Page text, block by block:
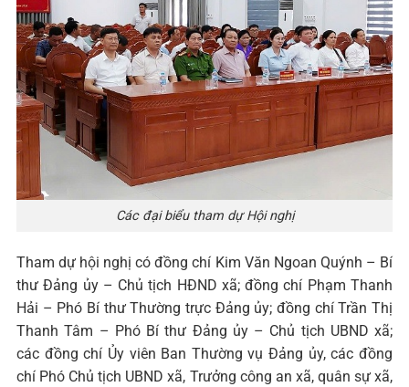
Các đại biểu tham dự Hội nghị
Tham dự hội nghị có đồng chí Kim Văn Ngoan Quýnh – Bí
thư Đảng ủy – Chủ tịch HĐND xã; đồng chí Phạm Thanh
Hải – Phó Bí thư Thường trực Đảng ủy; đồng chí Trần Thị
Thanh Tâm – Phó Bí thư Đảng ủy – Chủ tịch UBND xã;
các đồng chí Ủy viên Ban Thường vụ Đảng ủy, các đồng
chí Phó Chủ tịch UBND xã, Trưởng công an xã, quân sự xã,